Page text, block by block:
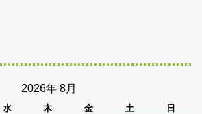
2026年 8月
水 木 金 土
日